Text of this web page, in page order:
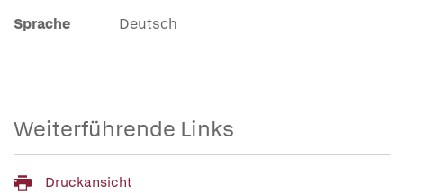
Sprache
Deutsch
Weiterführende Links
Druckansicht